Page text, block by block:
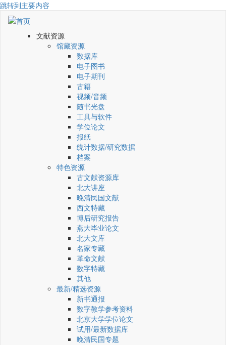
跳转到主要内容
文献资源
馆藏资源
数据库
电子图书
电子期刊
古籍
视频/音频
随书光盘
工具与软件
学位论文
报纸
统计数据/研究数据
档案
特色资源
古文献资源库
北大讲座
晚清民国文献
西文特藏
博后研究报告
燕大毕业论文
北大文库
名家专藏
革命文献
数字特藏
其他
最新/精选资源
新书通报
数字教学参考资料
北京大学学位论文
试用/最新数据库
晚清民国专题